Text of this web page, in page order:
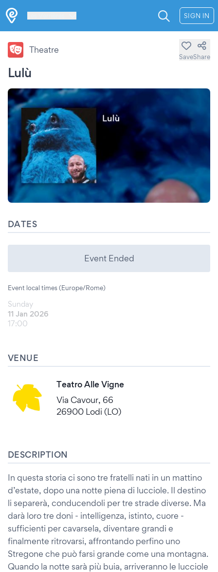
SIGN IN
Lulù
Theatre
SaveShare
DATES
Event Ended
Event local times (Europe/Rome)
Sunday
11 Jan 2026
17:00
VENUE
Teatro Alle Vigne
Via Cavour, 66
26900 Lodi (LO)
DESCRIPTION
In questa storia ci sono tre fratelli nati in un mattino
d’estate, dopo una notte piena di lucciole. Il destino
li separerà, conducendoli per tre strade diverse. Ma
darà loro tre doni - intelligenza, istinto, cuore -
sufficienti per cavarsela, diventare grandi e
finalmente ritrovarsi, affrontando perfino uno
Stregone che può farsi grande come una montagna.
Quando la notte sarà più buia, arriveranno le lucciole